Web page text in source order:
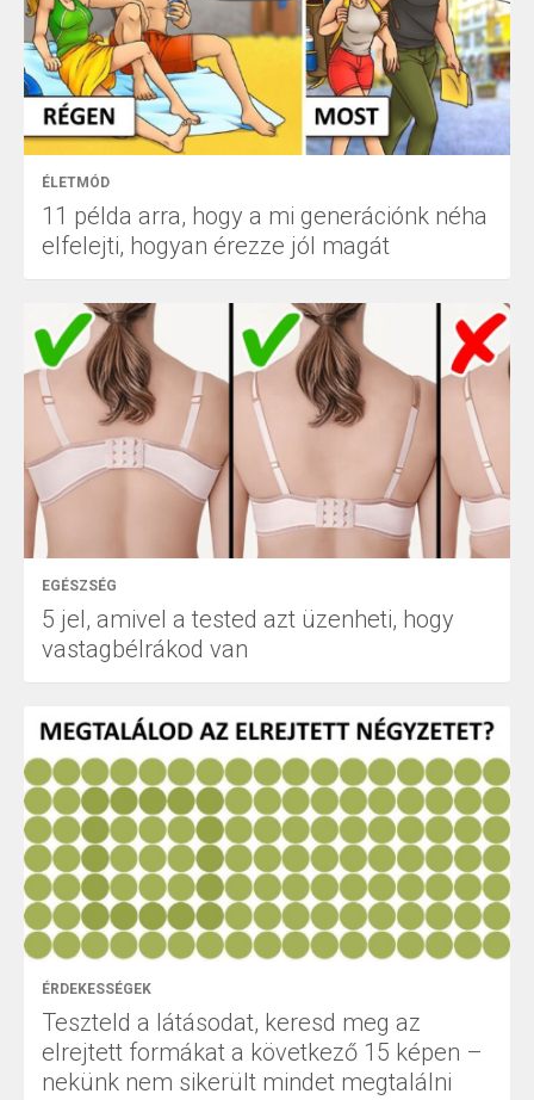
ÉLETMÓD
11 példa arra, hogy a mi generációnk néha
elfelejti, hogyan érezze jól magát
EGÉSZSÉG
5 jel, amivel a tested azt üzenheti, hogy
vastagbélrákod van
ÉRDEKESSÉGEK
Teszteld a látásodat, keresd meg az
elrejtett formákat a következő 15 képen –
nekünk nem sikerült mindet megtalálni